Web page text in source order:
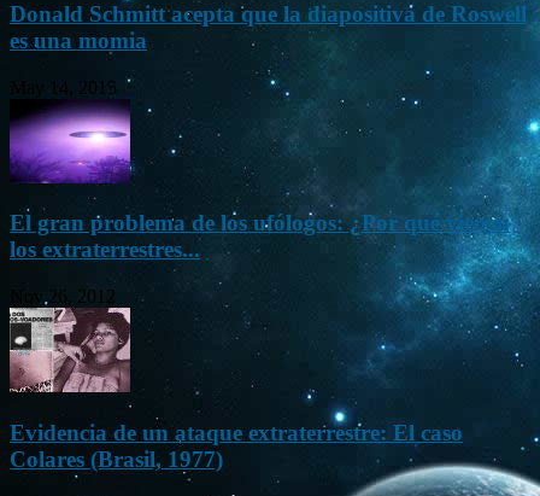
Donald Schmitt acepta que la diapositiva de Roswell
es una momia
May 14, 2015
El gran problema de los ufólogos: ¿Por qué vienen
los extraterrestres...
Nov 26, 2012
Evidencia de un ataque extraterrestre: El caso
Colares (Brasil, 1977)